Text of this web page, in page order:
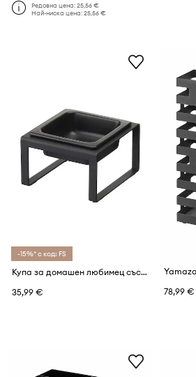
Редовна цена:25,56 €
Най-ниска цена:25,56 €
-15%* с код: FS
Купа за домашен любимец със стойка Yamazaki Tower
35,99 €
78,99 €